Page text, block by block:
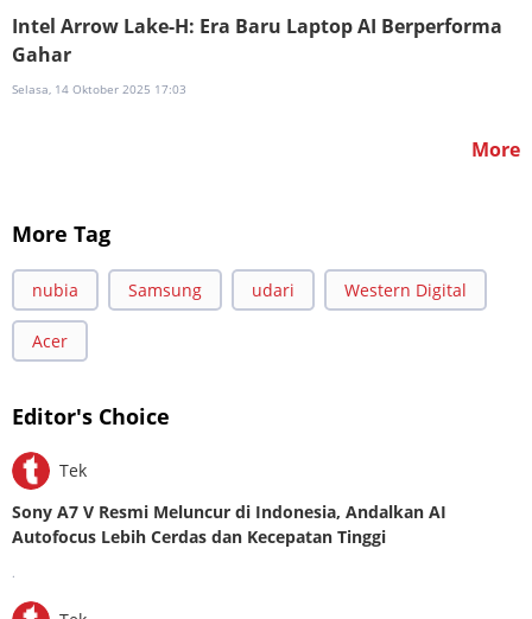
Intel Arrow Lake-H: Era Baru Laptop AI Berperforma
Gahar
Selasa, 14 Oktober 2025 17:03
More
More Tag
nubia Samsung udari Western Digital
Acer
Editor's Choice
Tek
Sony A7 V Resmi Meluncur di Indonesia, Andalkan AI
Autofocus Lebih Cerdas dan Kecepatan Tinggi